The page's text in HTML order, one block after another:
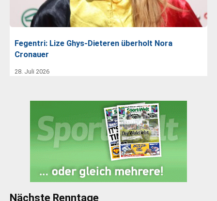
Fegentri: Lize Ghys-Dieteren überholt Nora
Cronauer
28. Juli 2026
Nächste Renntage